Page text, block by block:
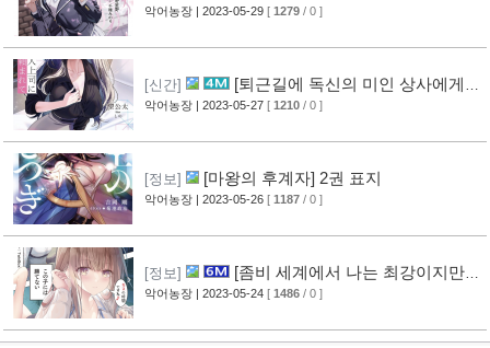
관심이 있는 것 같다.] 1권 표지
악어농장 | 2023-05-29 [ 1279 / 0 ]
[신간]
[퇴근길에 독신의 미인 상사에게
부탁받는다] 1권 표지
악어농장 | 2023-05-27 [ 1210 / 0 ]
[정보] [마왕의 후계자] 2권 표지
악어농장 | 2023-05-26 [ 1187 / 0 ]
[정보]
[좀비 세계에서 나는 최강이지만,
이 아이는 이길 수 없다.] 2권 표지
악어농장 | 2023-05-24 [ 1486 / 0 ]